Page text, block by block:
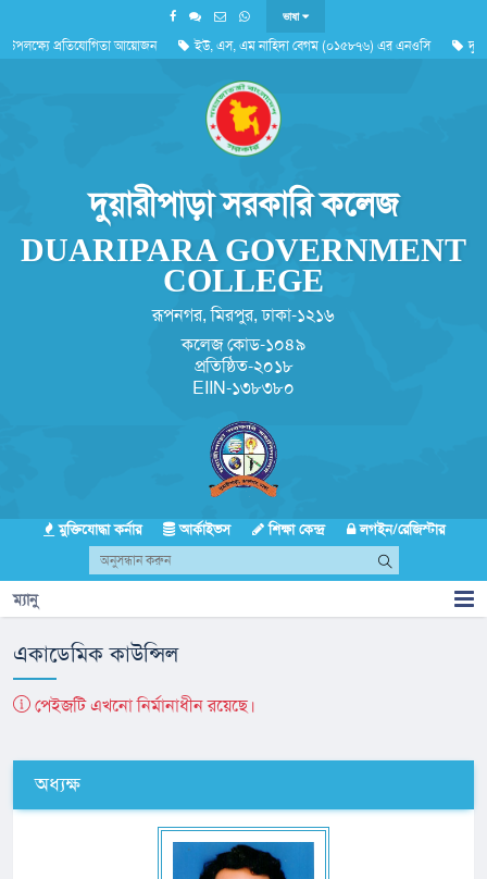
প্রতিযোগিতা আয়োজন ইউ, এস, এম নাহিদা বেগম (০১৫৮৭৬) এর এনওসি
ভাষা
দুয়ারীপাড়া সরকারি কলেজ
DUARIPARA GOVERNMENT
COLLEGE
রূপনগর, মিরপুর, ঢাকা-১২১৬
কলেজ কোড-১০৪৯
প্রতিষ্ঠিত-২০১৮
EIIN-১৩৮৩৮০
মুক্তিযোদ্ধা কর্নার আর্কাইভস শিক্ষা কেন্দ্র লগইন/রেজিস্টার
ম্যানু
একাডেমিক কাউন্সিল
পেইজটি এখনো নির্মানাধীন রয়েছে।
অধ্যক্ষ